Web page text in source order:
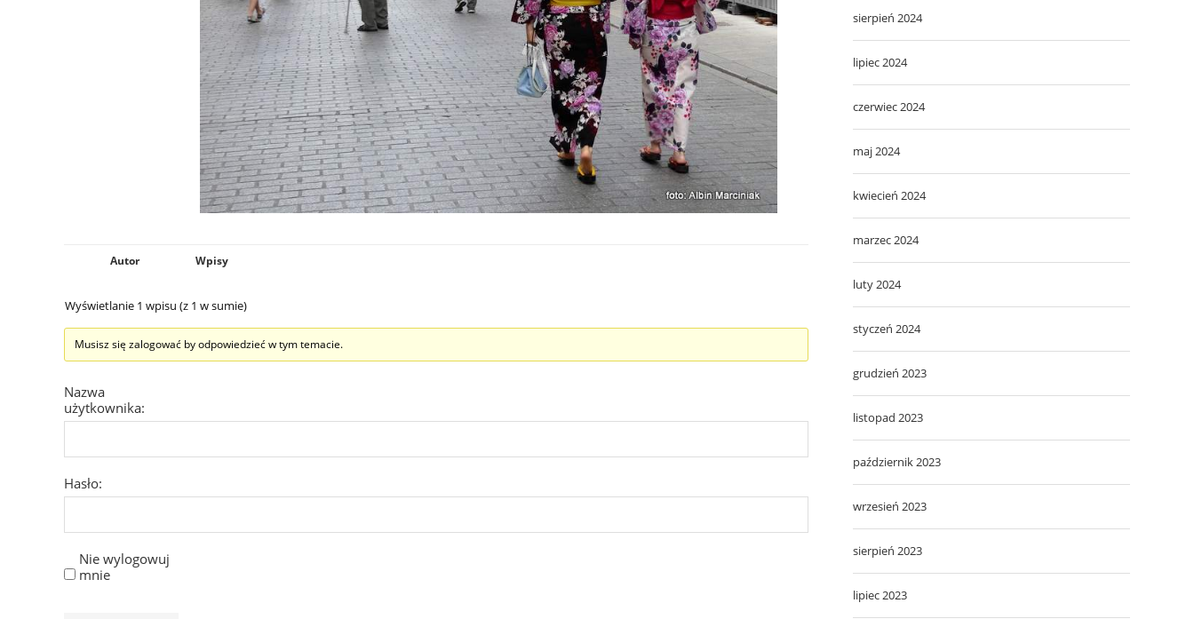
Autor Wpisy
Wyświetlanie 1 wpisu (z 1 w sumie)
Musisz się zalogować by odpowiedzieć w tym temacie.
Nazwa
użytkownika:
Hasło:
Nie wylogowuj
mnie
sierpień 2024
lipiec 2024
czerwiec 2024
maj 2024
kwiecień 2024
marzec 2024
luty 2024
styczeń 2024
grudzień 2023
listopad 2023
październik 2023
wrzesień 2023
sierpień 2023
lipiec 2023